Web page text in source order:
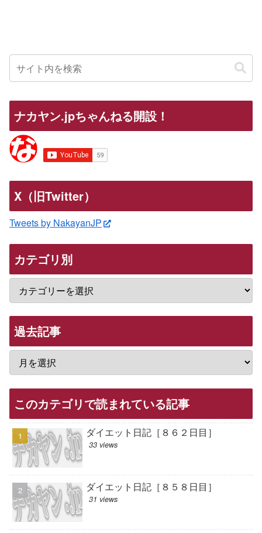
ナカヤン.jpちゃんねる開設！
X（旧Twitter）
Tweets by NakayanJP
カテゴリ別
過去記事
このカテゴリで読まれている記事
ダイエット日記［８６２日目］
33 views
ダイエット日記［８５８日目］
31 views